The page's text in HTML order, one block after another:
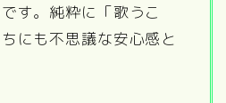
す。純粋に「歌うこ
にも不思議な安心感と